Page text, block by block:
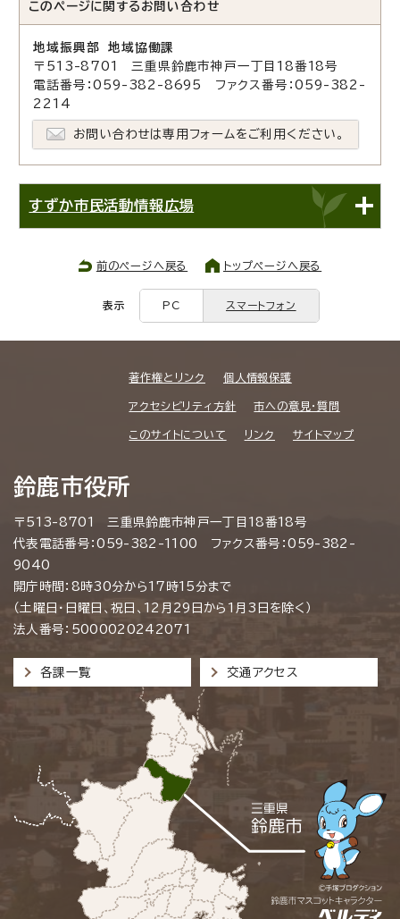
このページに関する お問い合わせ
地域振興部 地域協働課
〒513-8701 三重県鈴鹿市神戸一丁目18番18号
電話番号：059-382-8695 ファクス番号：059-382-
2214
お問い合わせは専用フォームをご利用ください。
すずか市民活動情報広場
前のページへ戻る トップページへ戻る
表示 PC スマートフォン
著作権とリンク 個人情報保護
アクセシビリティ方針 市への意見・質問
このサイトについて リンク サイトマップ
鈴鹿市役所
〒513-8701 三重県鈴鹿市神戸一丁目18番18号
代表電話番号：059-382-1100 ファクス番号：059-382-
9040
開庁時間：8時30分から17時15分まで
（土曜日・日曜日、祝日、12月29日から1月3日を除く）
法人番号：5000020242071
各課一覧 交通アクセス